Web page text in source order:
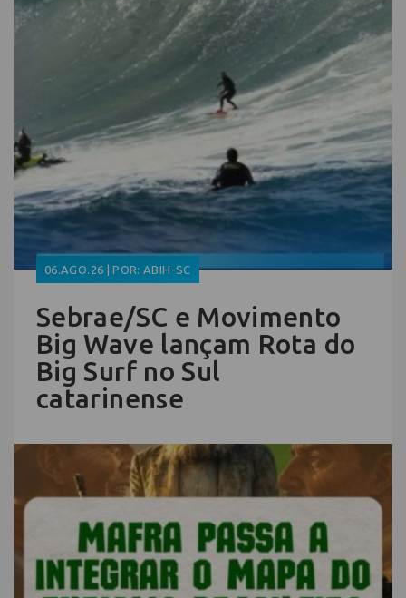
06.AGO.26 | POR: ABIH-SC
Sebrae/SC e Movimento
Big Wave lançam Rota do
Big Surf no Sul
catarinense